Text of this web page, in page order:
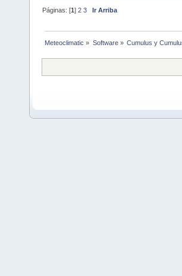
Páginas: [1]2 3 Ir Arriba
Meteoclimatic » Software» Cumulus y